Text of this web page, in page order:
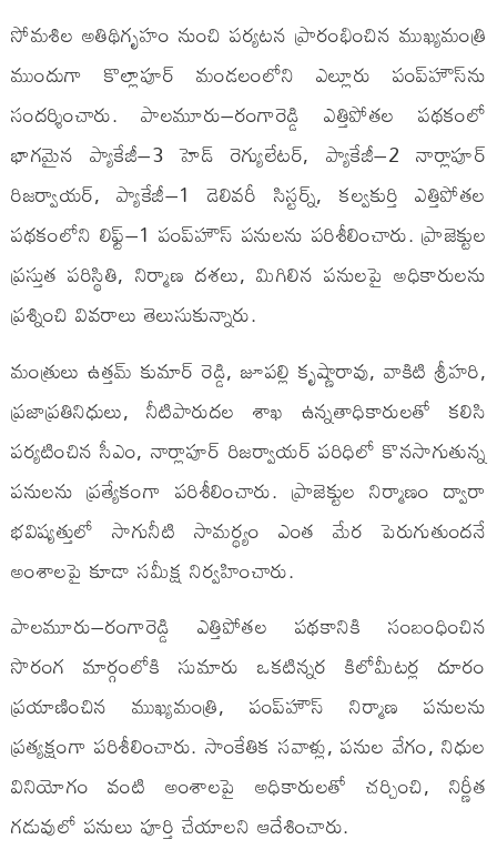
సోమశిల అతిథిగృహం నుంచి పర్యటన ప్రారంభించిన ముఖ్యమంత్రి
ముందుగా కొల్లాపూర్ మండలంలోని ఎల్లూరు పంప్‌హౌస్‌ను
సందర్శించారు. పాలమూరు–రంగారెడ్డి ఎత్తిపోతల పథకంలో
భాగమైన ప్యాకేజీ–3 హెడ్ రెగ్యులేటర్, ప్యాకేజీ–2 నార్లాపూర్
రిజర్వాయర్, ప్యాకేజీ–1 డెలివరీ సిస్టర్న్, కల్వకుర్తి ఎత్తిపోతల
పథకంలోని లిఫ్ట్–1 పంప్‌హౌస్ పనులను పరిశీలించారు. ప్రాజెక్టుల
ప్రస్తుత పరిస్థితి, నిర్మాణ దశలు, మిగిలిన పనులపై అధికారులను
ప్రశ్నించి వివరాలు తెలుసుకున్నారు.
మంత్రులు ఉత్తమ్ కుమార్ రెడ్డి, జూపల్లి కృష్ణారావు, వాకిటి శ్రీహరి,
ప్రజాప్రతినిధులు, నీటిపారుదల శాఖ ఉన్నతాధికారులతో కలిసి
పర్యటించిన సీఎం, నార్లాపూర్ రిజర్వాయర్ పరిధిలో కొనసాగుతున్న
పనులను ప్రత్యేకంగా పరిశీలించారు. ప్రాజెక్టుల నిర్మాణం ద్వారా
భవిష్యత్తులో సాగునీటి సామర్థ్యం ఎంత మేర పెరుగుతుందనే
అంశాలపై కూడా సమీక్ష నిర్వహించారు.
పాలమూరు–రంగారెడ్డి ఎత్తిపోతల పథకానికి సంబంధించిన
సొరంగ మార్గంలోకి సుమారు ఒకటిన్నర కిలోమీటర్ల దూరం
ప్రయాణించిన ముఖ్యమంత్రి, పంప్‌హౌస్ నిర్మాణ పనులను
ప్రత్యక్షంగా పరిశీలించారు. సాంకేతిక సవాళ్లు, పనుల వేగం, నిధుల
వినియోగం వంటి అంశాలపై అధికారులతో చర్చించి, నిర్ణీత
గడువులో పనులు పూర్తి చేయాలని ఆదేశించారు.